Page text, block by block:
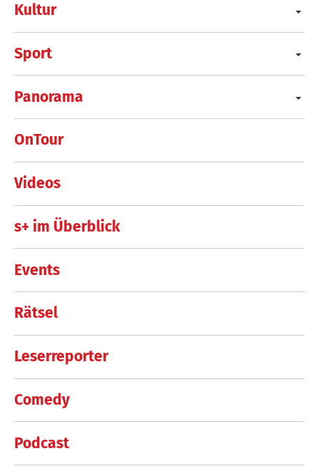
Kultur
Sport
Panorama
OnTour
Videos
s+ im Überblick
Events
Rätsel
Leserreporter
Comedy
Podcast